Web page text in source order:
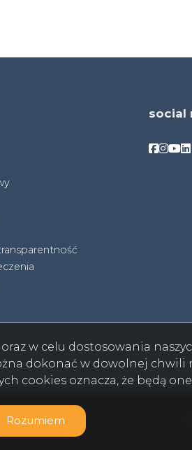
social
w celu dostosowania
dokonać w dowolnej chwili
cookies oznacza, że będą
Rozumiem